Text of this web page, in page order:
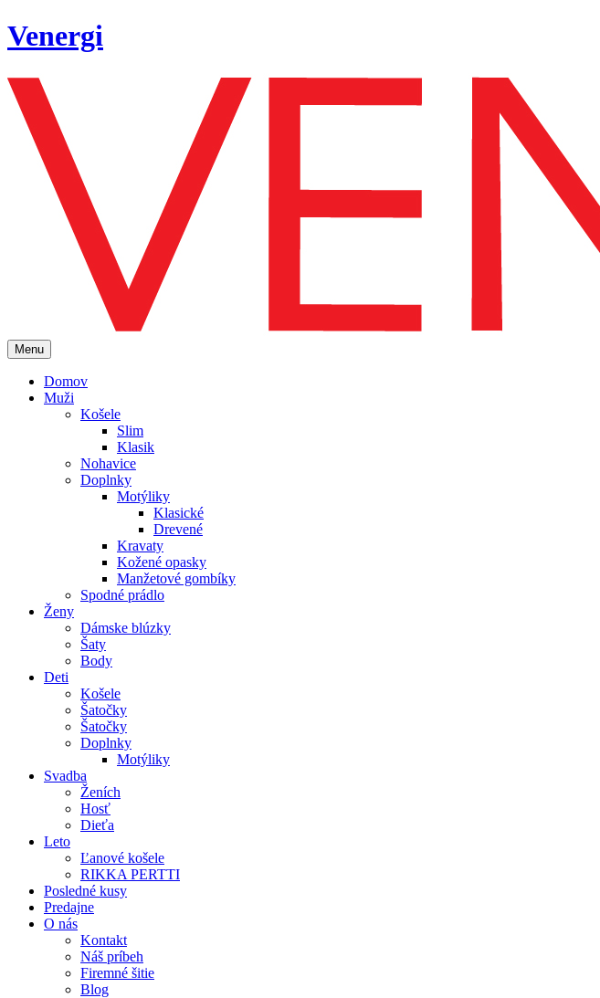
Venergi
Menu
Domov
Muži
Košele
Slim
Klasik
Nohavice
Doplnky
Motýliky
Klasické
Drevené
Kravaty
Kožené opasky
Manžetové gombíky
Spodné prádlo
Ženy
Dámske blúzky
Šaty
Body
Deti
Košele
Šatočky
Šatočky
Doplnky
Motýliky
Svadba
Ženích
Hosť
Dieťa
Leto
Ľanové košele
RIKKA PERTTI
Posledné kusy
Predajne
O nás
Kontakt
Náš príbeh
Firemné šitie
Blog